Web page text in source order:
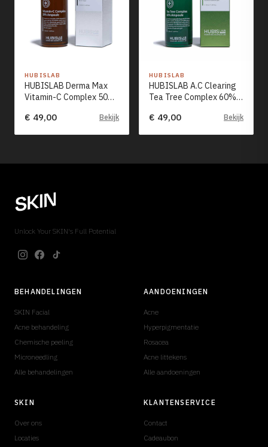
HUBISLAB
HUBISLAB Derma Max
Vitamin-C Complex 50%
€ 49,00 Bekijk
HUBISLAB
HUBISLAB A.C Clearing
Tea Tree Complex 60%
€ 49,00 Bekijk
Unlock Your SKIN's Full Potential
BEHANDELINGEN
SKIN Facial
Acne behandeling
Chemische peeling
Microneedling
Alle behandelingen
AANDOENINGEN
Acne
Hyperpigmentatie
Rosacea
Acne littekens
Alle aandoeningen
SKIN
Over ons
Locaties
KLANTENSERVICE
Contact
Cadeaubon